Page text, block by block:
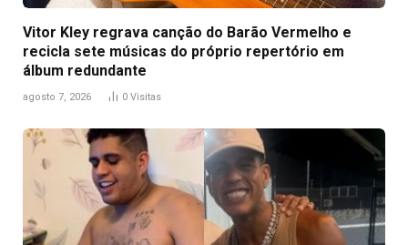
Vitor Kley regrava canção do Barão Vermelho e
recicla sete músicas do próprio repertório em
álbum redundante
agosto 7, 2026 0 Visitas